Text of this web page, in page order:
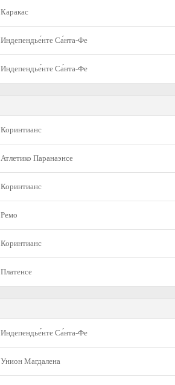
Каракас
Индепендье́нте Са́нта-Фе
Индепендье́нте Са́нта-Фе
Коринтианс
Атлетико Паранаэнсе
Коринтианс
Ремо
Коринтианс
Платенсе
Индепендье́нте Са́нта-Фе
Унион Магдалена